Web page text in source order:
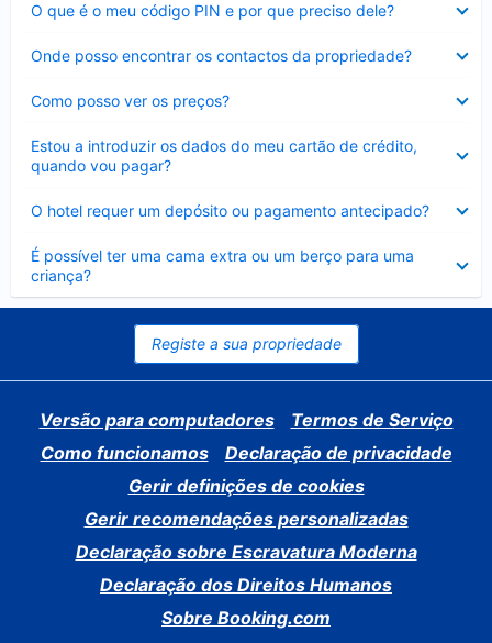
O que é o meu código PIN e por que preciso dele?
fechado
Onde posso encontrar os contactos da propriedade?
fechado
Como posso ver os preços?
fechado
Estou a introduzir os dados do meu cartão de crédito,
quando vou pagar?
fechado
O hotel requer um depósito ou pagamento antecipado?
fechado
É possível ter uma cama extra ou um berço para uma
criança?
Elemento
fechado
Registe a sua propriedade
Versão para computadores
Termos de Serviço
Como funcionamos
Declaração de privacidade
Gerir definições de cookies
Gerir recomendações personalizadas
Declaração sobre Escravatura Moderna
Declaração dos Direitos Humanos
Sobre Booking.com